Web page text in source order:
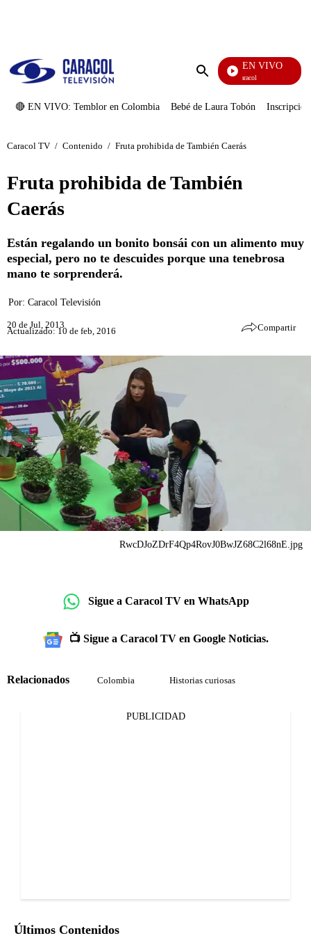
Enviar
EN VIVO
Noticias Caracol
🔴 EN VIVO: Temblor en Colombia Bebé de Laura Tobón
Caracol TV / Contenido / Fruta prohibida de También Caerás
Fruta prohibida de También
Caerás
Están regalando un bonito bonsái con un alimento muy
especial, pero no te descuides porque una tenebrosa
mano te sorprenderá.
Por: Caracol Televisión
20 de Jul, 2013
Actualizado: 10 de feb, 2016 Compartir
RwcDJoZDrF4Qp4RovJ0BwJZ68C2l68nE.jpg
Sigue a Caracol TV en WhatsApp
📺 Sigue a Caracol TV en Google Noticias.
Relacionados Colombia Historias curiosas
PUBLICIDAD
Últimos Contenidos